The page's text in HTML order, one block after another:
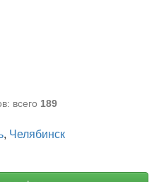
всего 189
, Челябинск